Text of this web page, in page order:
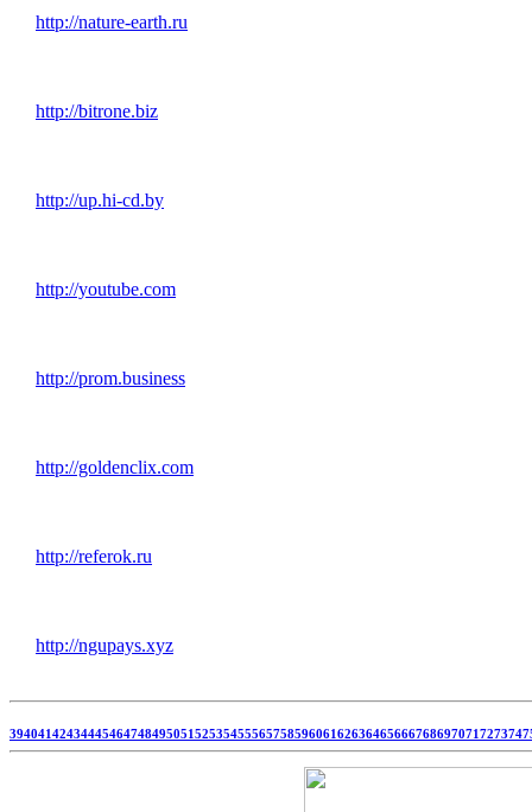
http://nature-earth.ru
http://bitrone.biz
http://up.hi-cd.by
http://youtube.com
http://prom.business
http://goldenclix.com
http://referok.ru
http://ngupays.xyz
394041424344454647484950515253545556575859606162636465666768697071727374